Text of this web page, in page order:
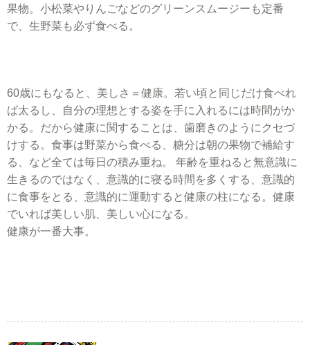
果物。小松菜やりんごなどのグリーンスムージーも定番
で、生野菜も必ず食べる。
60歳にもなると、美しさ＝健康。若い頃と同じだけ食べれ
ば太るし、自分の理想とする姿を手に入れるには時間がか
かる。だから健康に関することは、歯磨きのようにクセづ
けする。食事は野菜から食べる、糖分は朝の果物で補給す
る、など全ては毎日の積み重ね。
年齢を重ねると無意識に
生きるのではなく、意識的に寝る時間を多くする、意識的
に食事をとる、意識的に運動すると健康の柱になる。健康
でいれば美しい肌、美しい心になる。
健康が一番大事。